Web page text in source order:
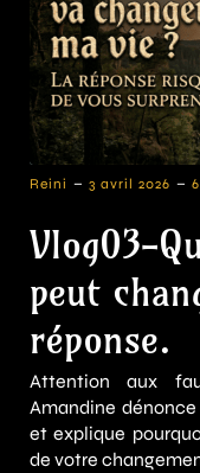
Reini - 3 avril 2026 -
Vlog03-
peut
réponse.
Attention aux
Amandine
et explique
de votre